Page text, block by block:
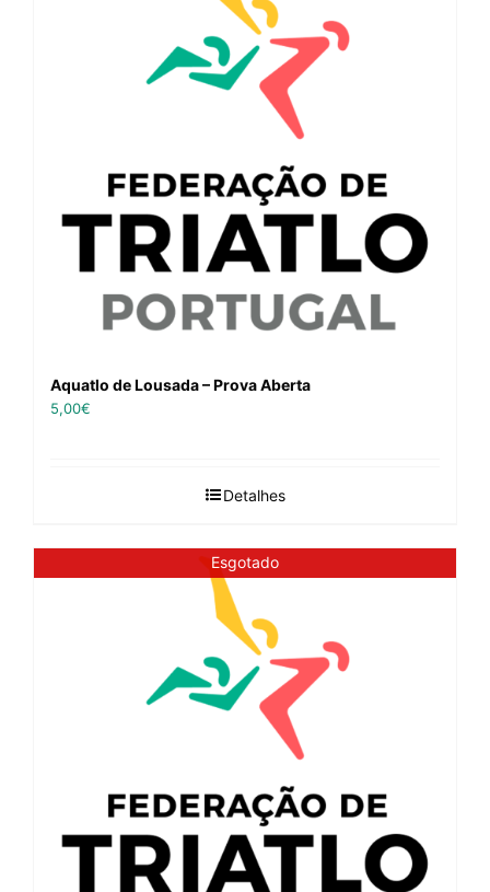
Aquatlo de Lousada – Prova Aberta
5,00€
Detalhes
Esgotado